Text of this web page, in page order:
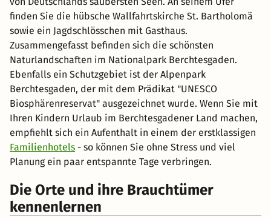
finden Sie die hübsche Wallfahrtskirche St. Bartholomä
sowie ein Jagdschlösschen mit Gasthaus.
Zusammengefasst befinden sich die schönsten
Naturlandschaften im Nationalpark Berchtesgaden.
Ebenfalls ein Schutzgebiet ist der Alpenpark
Berchtesgaden, der mit dem Prädikat "UNESCO
Biosphärenreservat" ausgezeichnet wurde. Wenn Sie mit
Ihren Kindern Urlaub im Berchtesgadener Land machen,
empfiehlt sich ein Aufenthalt in einem der erstklassigen
Familienhotels - so können Sie ohne Stress und viel
Planung ein paar entspannte Tage verbringen.
Die Orte und ihre Brauchtümer
kennenlernen